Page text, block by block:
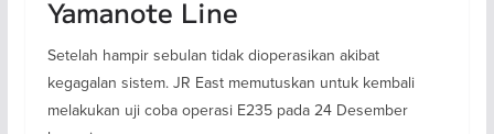
Yamanote Line
Setelah hampir sebulan tidak dioperasikan akibat
kegagalan sistem. JR East memutuskan untuk kembali
melakukan uji coba operasi E235 pada 24 Desember